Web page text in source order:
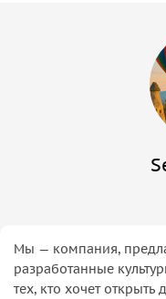
Мы — компания,
разработанные
тех, кто хочет